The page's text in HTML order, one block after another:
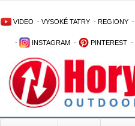
VIDEO - VYSOKÉ TATRY - REGIONY -
- INSTAGRAM - PINTEREST -